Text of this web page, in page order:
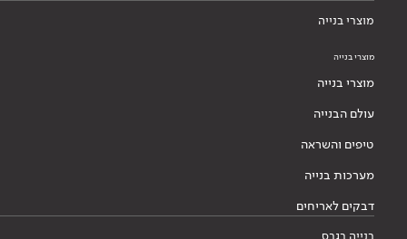
מוצרי בנייה
מוצרי בנייה
מוצרי בנייה
עולם הבנייה
טיפים והשראה
מערכות בנייה
דבקים לאריחים
בנייה בגבס